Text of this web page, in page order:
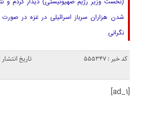
شدن هزاران سرباز اسرائیلی در غزه در صورت
نگرانی
کد خبر : 555347
[ad_1]